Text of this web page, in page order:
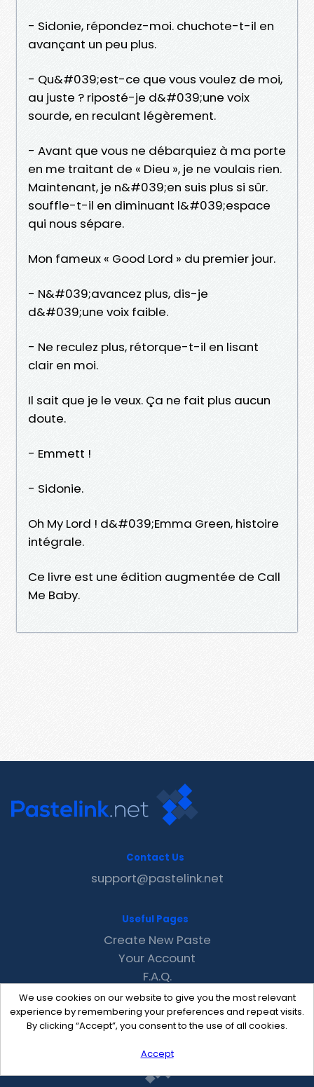
- Sidonie, répondez-moi. chuchote-t-il en
avançant un peu plus.
- Qu&#039;est-ce que vous voulez de moi,
au juste ? riposté-je d&#039;une voix
sourde, en reculant légèrement.
- Avant que vous ne débarquiez à ma porte
en me traitant de « Dieu », je ne voulais rien.
Maintenant, je n&#039;en suis plus si sûr.
souffle-t-il en diminuant l&#039;espace
qui nous sépare.
Mon fameux « Good Lord » du premier jour.
- N&#039;avancez plus, dis-je
d&#039;une voix faible.
- Ne reculez plus, rétorque-t-il en lisant
clair en moi.
Il sait que je le veux. Ça ne fait plus aucun
doute.
- Emmett !
- Sidonie.
Oh My Lord ! d&#039;Emma Green, histoire
intégrale.
Ce livre est une édition augmentée de Call
Me Baby.
We use cookies on our website to give you the most relevant
experience by remembering your preferences and repeat visits.
By clicking “Accept”, you consent to the use of all cookies.
Accept
Contact Us
support@pastelink.net
Useful Pages
Create New Paste
Your Account
F.A.Q.
Recent
Contact